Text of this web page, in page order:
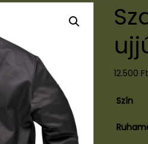
12.500 Ft
Szín